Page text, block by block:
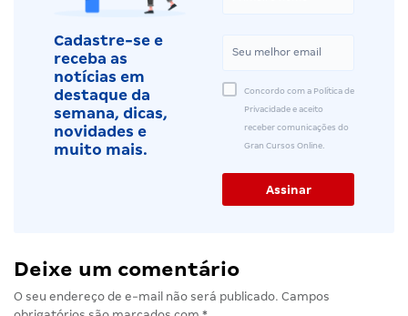
Cadastre-se e
receba as
notícias em
destaque da
semana, dicas,
novidades e
muito mais.
Concordo com a Política de
Privacidade e aceito
receber comunicações do
Gran Cursos Online.
Deixe um comentário
O seu endereço de e-mail não será publicado. Campos